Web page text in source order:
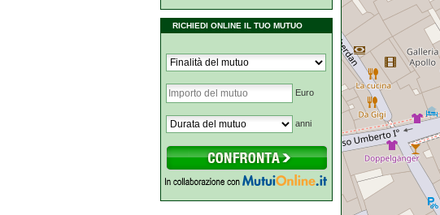
RICHIEDI ONLINE IL TUO MUTUO
Euro
anni